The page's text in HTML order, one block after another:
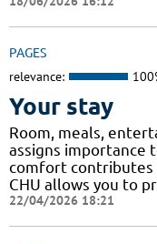
PAGES
relevance:
Your stay
Room, meals,
assigns importance
comfort contributes
CHU allows you to
22/04/2026 18:21